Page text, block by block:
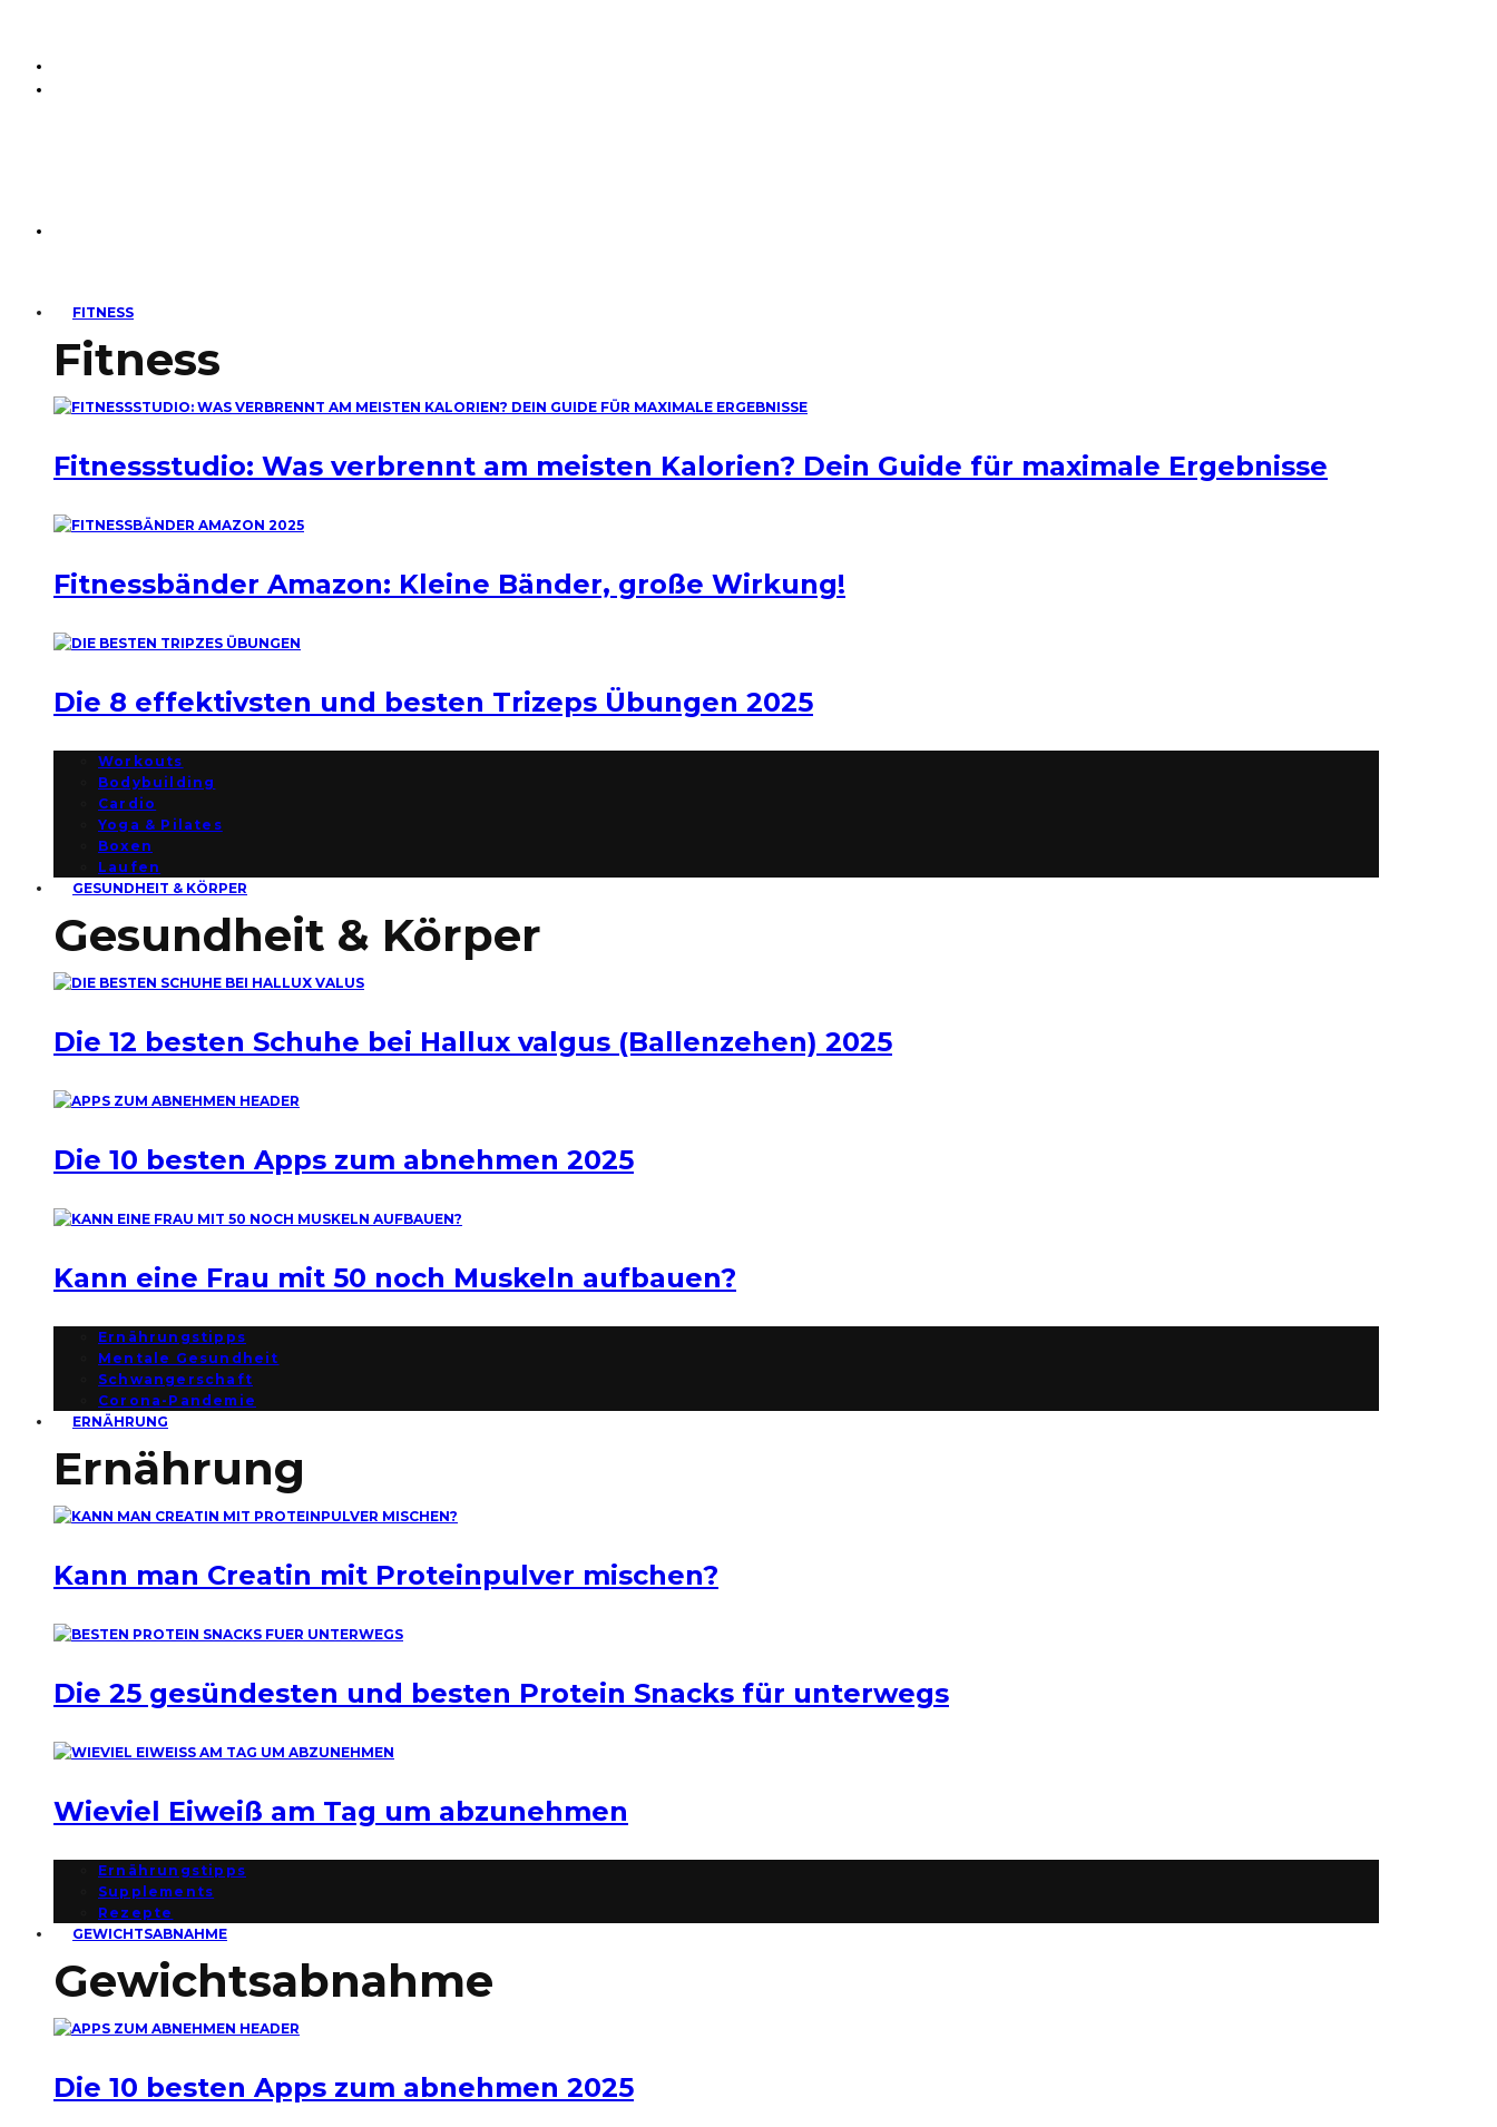
FITNESS
Fitness
Fitnessstudio: Was verbrennt am meisten Kalorien? Dein Guide für maximale Ergebnisse
Fitnessbänder Amazon: Kleine Bänder, große Wirkung!
Die 8 effektivsten und besten Trizeps Übungen 2025
Workouts
Bodybuilding
Cardio
Yoga & Pilates
Boxen
Laufen
GESUNDHEIT & KÖRPER
Gesundheit & Körper
Die 12 besten Schuhe bei Hallux valgus (Ballenzehen) 2025
Die 10 besten Apps zum abnehmen 2025
Kann eine Frau mit 50 noch Muskeln aufbauen?
Ernährungstipps
Mentale Gesundheit
Schwangerschaft
Corona-Pandemie
ERNÄHRUNG
Ernährung
Kann man Creatin mit Proteinpulver mischen?
Die 25 gesündesten und besten Protein Snacks für unterwegs
Wieviel Eiweiß am Tag um abzunehmen
Ernährungstipps
Supplements
Rezepte
GEWICHTSABNAHME
Gewichtsabnahme
Die 10 besten Apps zum abnehmen 2025